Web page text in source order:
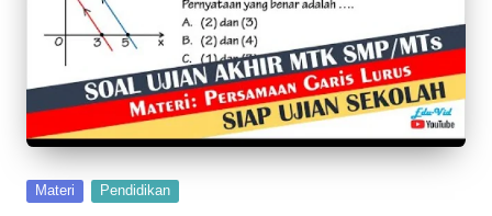
Posted
Materi Pendidikan